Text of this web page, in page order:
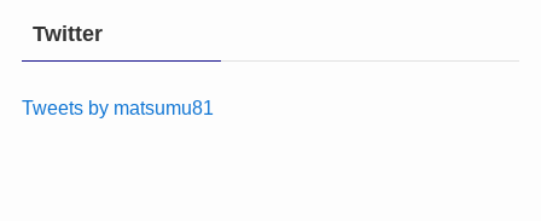
Twitter
Tweets by matsumu81